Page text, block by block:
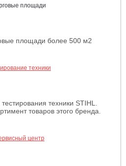
площади более 500 м2
техники STIHL.
товаров этого бренда.